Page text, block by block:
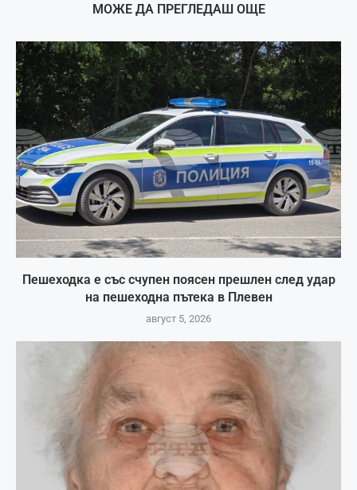
МОЖЕ ДА ПРЕГЛЕДАШ ОЩЕ
Пешеходка е със счупен поясен прешлен след удар
на пешеходна пътека в Плевен
август 5, 2026